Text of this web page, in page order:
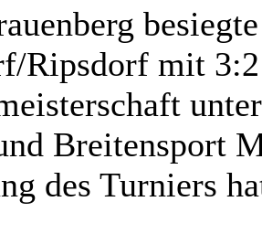
Ripsdorf mit
Breitensport
des Turniers